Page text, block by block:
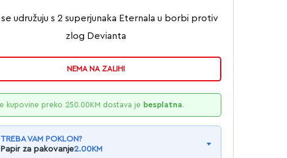
se udružuju s 2 superjunaka Eternala u borbi protiv
zlog Devianta
NEMA NA ZALIHI
kupovine preko 250.00KM dostava je besplatna.
TREBA VAM POKLON?
Papir za pakovanje2.00KM